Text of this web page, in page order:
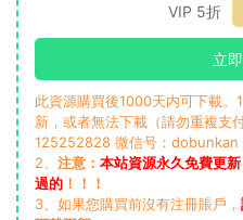
VIP 5折
立
此資源購買後1000天内可下載。
新，或者無法下載（請勿重複支
125252828 微信号：dobunkan
2、 注意： 本站資源永久免費更
過的 ！！！
3、如果您購買前沒有注冊賬戶，